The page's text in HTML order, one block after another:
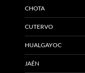
CHOTA
CUTERVO
HUALGAYOC
JAÉN